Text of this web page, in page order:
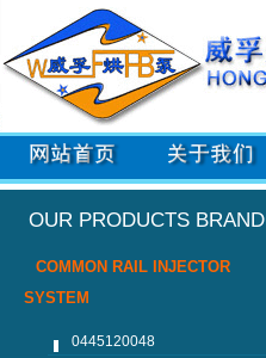
OUR PRODUCTS BRAND
COMMON RAIL INJECTOR
SYSTEM
0445120048